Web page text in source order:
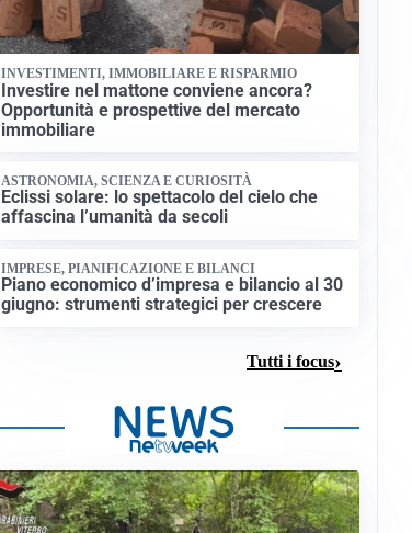
INVESTIMENTI, IMMOBILIARE E RISPARMIO
Investire nel mattone conviene ancora?
Opportunità e prospettive del mercato
immobiliare
ASTRONOMIA, SCIENZA E CURIOSITÀ
Eclissi solare: lo spettacolo del cielo che
affascina l’umanità da secoli
IMPRESE, PIANIFICAZIONE E BILANCI
Piano economico d’impresa e bilancio al 30
giugno: strumenti strategici per crescere
Tutti i focus